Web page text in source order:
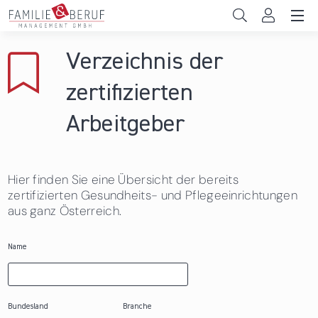
Direkt zum Inhalt
Gemeinden
Das sind wir
News & Events
Verzeichnis der
zertifizierten
Arbeitgeber
Hier finden Sie eine Übersicht der bereits
zertifizierten Gesundheits- und Pflegeeinrichtungen
aus ganz Österreich.
Name
Bundesland Branche